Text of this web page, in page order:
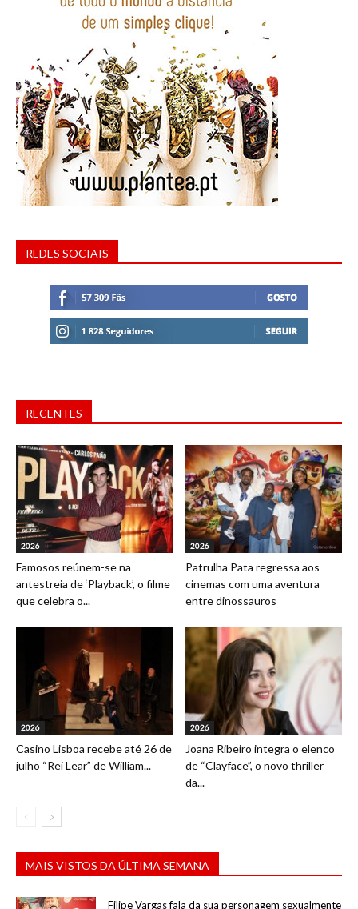
REDES SOCIAIS
RECENTES
2026
Famosos reúnem-se na
antestreia de ‘Playback’, o filme
que celebra o...
2026
Patrulha Pata regressa aos
cinemas com uma aventura
entre dinossauros
2026
Casino Lisboa recebe até 26 de
julho “Rei Lear” de William...
2026
Joana Ribeiro integra o elenco
de “Clayface”, o novo thriller
da...
MAIS VISTOS DA ÚLTIMA SEMANA
Filipe Vargas fala da sua personagem sexualmente